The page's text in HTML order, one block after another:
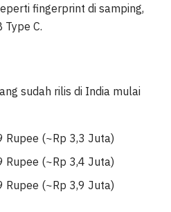
fingerprint di samping,
C.
sudah rilis di India mulai
Rupee (~Rp 3,3 Juta)
Rupee (~Rp 3,4 Juta)
Rupee (~Rp 3,9 Juta)